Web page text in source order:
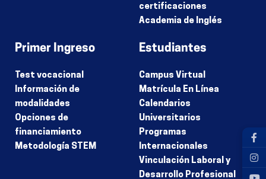
certificaciones
Academia de Inglés
Primer Ingreso
Test vocacional
Información de
modalidades
Opciones de
financiamiento
Metodología STEM
Estudiantes
Campus Virtual
Matrícula En Línea
Calendarios
Universitarios
Programas
Internacionales
Vinculación Laboral y
Desarrollo Profesional